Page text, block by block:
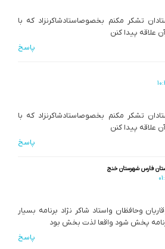
تشکر مکنم بخصوصاستادشاکرنزاد که با
علاقه پیدا کنن
پاسخ
تشکر مکنم بخصوصاستادشاکرنزاد که با
علاقه پیدا کنن
پاسخ
فارس شهرستان خنج
وحافظان واستاد شاکر نژاد برنامه بسیار
پخش شود واقعا لذت بخش بود
پاسخ